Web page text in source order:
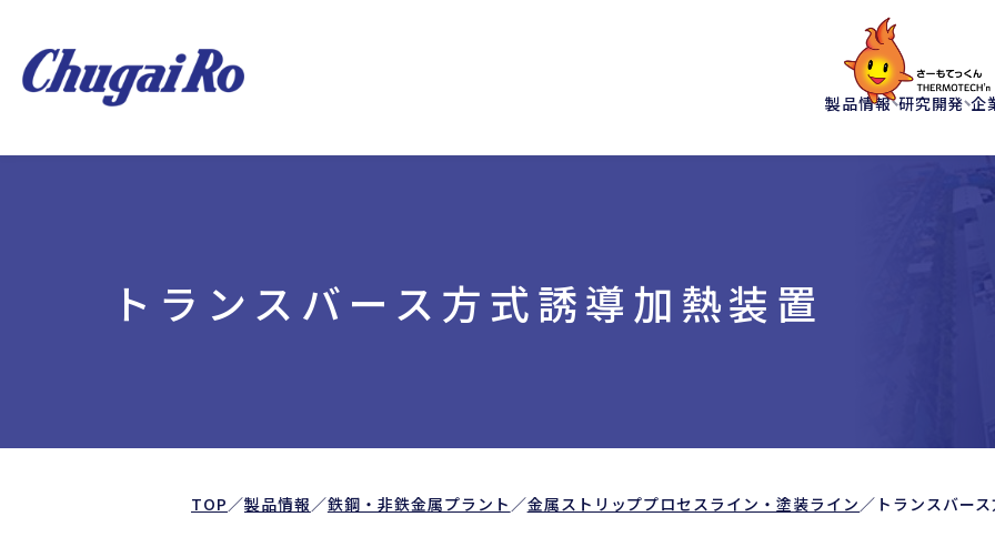
製品情報 研究開発 企
トランスバース方式誘導加熱装置
TOP／製品情報／鉄鋼・非鉄金属プラント ／金属ストリッププロセスライン・塗装ライン／ トランスバー